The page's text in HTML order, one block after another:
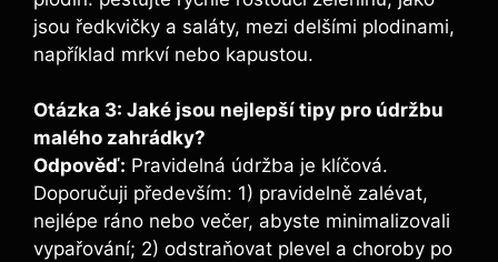
jsou ředkvičky a saláty, mezi delšími plodinami,
například mrkví nebo kapustou.
Otázka 3: Jaké jsou nejlepší tipy pro údržbu
malého zahrádky?
Odpověď: Pravidelná údržba je klíčová.
Doporučuji především: 1) pravidelně zalévat,
nejlépe ráno nebo večer, abyste minimalizovali
vypařování; 2) odstraňovat plevel a choroby po